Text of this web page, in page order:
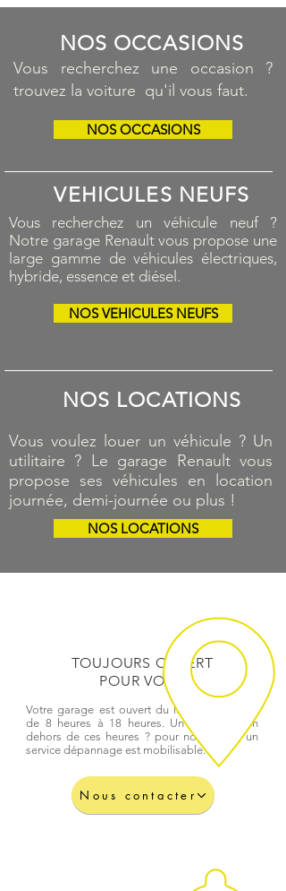
NOS OCCASIONS
Vous recherchez une occasion ?
trouvez la voiture qu'il vous faut.
NOS OCCASIONS
NOS LOCATIONS
Vous voulez louer un véhicule ? Un
utilitaire ? Le garage Renault vous
propose ses véhicules en location
journée, demi-journée ou plus !
VEHICULES NEUFS
NOS VEHICULES NEUFS
Vous recherchez un véhicule neuf ?
Notre garage Renault vous propose une
large gamme de véhicules électriques,
hybride, essence et diésel.
NOS LOCATIONS
TOUJOURS OUVERT
POUR VOUS
Votre garage est ouvert du lundi au samedi
de 8 heures à 18 heures. Un problème en
dehors de ces heures ? pour nos clients, un
service dépannage est mobilisable.
Nous contacter